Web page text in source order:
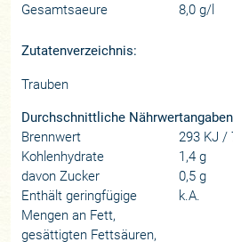
Gesamtsaeure
8,0 g/l
Zutatenverzeichnis:
Trauben
Durchschnittliche
Brennwert
293 KJ /
Kohlenhydrate
1,4 g
davon Zucker
0,5 g
Enthält geringfügige
Mengen an Fett,
gesättigten Fettsäuren,
k.A.